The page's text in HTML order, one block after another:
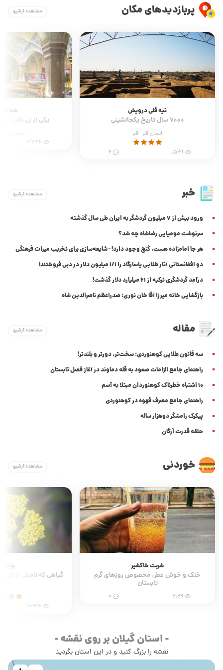
پربازدیدهای مکان مشاهده آرشیو
تپه قلی درویش
7000 سال تاریخ یکجانشینی
استان قم - قم
2
حمام
یکی از بی
خبر مشاهده آرشیو
ورود بیش از 7 میلیون گردشگر به ایران طی سال گذشته
سرنوشت مومیایی رضاشاه چه شد؟
هر جا امامزاده هست، گنج وجود دارد! - شایعه‌سازی برای تخریب میراث فرهنگی
دو افغانستانی آثار طلایی پاسارگاد را 1/1 میلیون دلار در دبی فروختند!
درآمد گردشگری ترکیه از 61 میلیارد دلار گذشت!
بازگشایی خانه میرزا آقا خان نوری؛ صدراعظم ناصرالدین شاه
مقاله مشاهده آرشیو
سه قانون طلایی کوهنوردی؛ سخت‌تر، دورتر و بلندتر!
راهنمای جامع الزامات صعود به قله دماوند در آغاز فصل تابستان
10 اشتباه خطرناک کوهنوردان مبتلا به آسم
راهنمای جامع مصرف قهوه در کوهنوردی
پیکرک رامشگر دوهزار ساله
حلقه قدرت اَرگان
خوردنی مشاهده آرشیو
شربت خاکشیر
خنک و خوش عطر، مخصوص روزهای گرم
تابستان
2129
گیاهی که نامش از
- استان گیلان بر روی نقشه -
نقشه را بزرگ کنید و در این استان بگردید